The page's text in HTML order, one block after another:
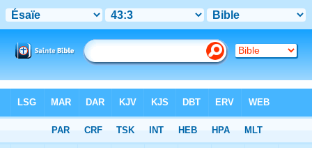
Chapitre 43> Verset 3